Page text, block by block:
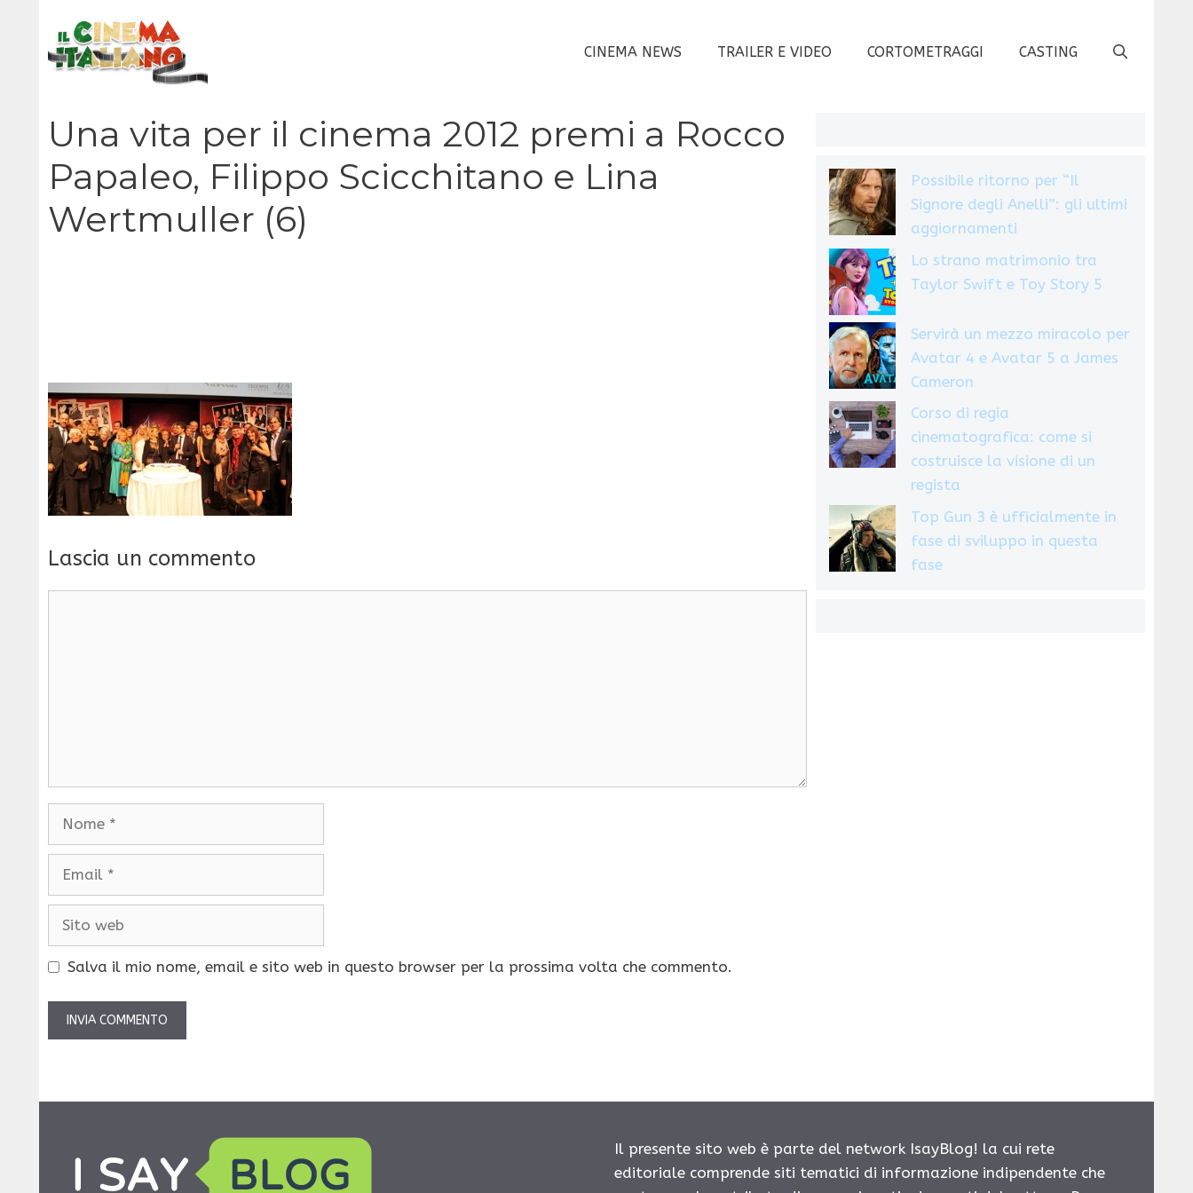
contenuto
CINEMA NEWS TRAILER E VIDEO CORTOMETRAGGI CASTING
Una vita per il cinema 2012 premi a Rocco
Papaleo, Filippo Scicchitano e Lina
Wertmuller (6)
Lascia un commento
Salva il mio nome, email e sito web in questo browser per la prossima volta che commento.
Possibile ritorno per “Il
Signore degli Anelli”: gli ultimi
aggiornamenti
Lo strano matrimonio tra
Taylor Swift e Toy Story 5
Servirà un mezzo miracolo per
Avatar 4 e Avatar 5 a James
Cameron
Corso di regia
cinematografica: come si
costruisce la visione di un
regista
Top Gun 3 è ufficialmente in
fase di sviluppo in questa
fase
Il presente sito web è parte del network IsayBlog! la cui rete
editoriale comprende siti tematici di informazione indipendente che